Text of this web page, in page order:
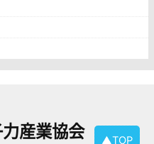
▲TOP
産業協会